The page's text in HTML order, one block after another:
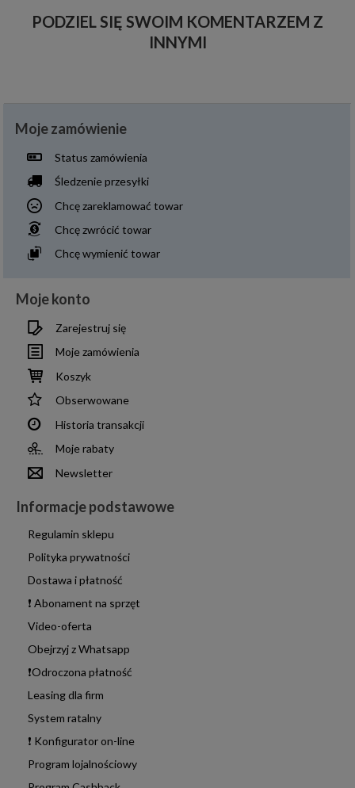
PODZIEL SIĘ SWOIM KOMENTARZEM Z
INNYMI
Moje zamówienie
Status zamówienia
Śledzenie przesyłki
Chcę zareklamować towar
Chcę zwrócić towar
Chcę wymienić towar
Moje konto
Zarejestruj się
Moje zamówienia
Koszyk
Obserwowane
Historia transakcji
Moje rabaty
Newsletter
Informacje podstawowe
Regulamin sklepu
Polityka prywatności
Dostawa i płatność
❗ Abonament na sprzęt
Video-oferta
Obejrzyj z Whatsapp
❗Odroczona płatność
Leasing dla firm
System ratalny
❗ Konfigurator on-line
Program lojalnościowy